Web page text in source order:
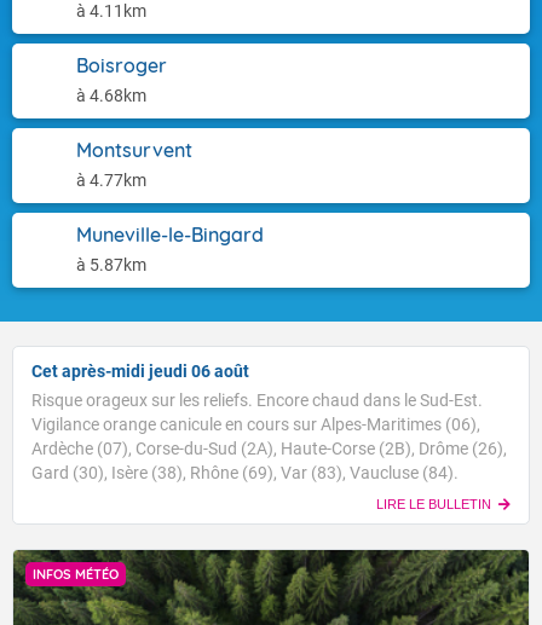
à 4.11km
Boisroger
à 4.68km
Montsurvent
à 4.77km
Muneville-le-Bingard
à 5.87km
Cet après-midi jeudi 06 août
Risque orageux sur les reliefs. Encore chaud dans le Sud-Est.
Vigilance orange canicule en cours sur Alpes-Maritimes (06),
Ardèche (07), Corse-du-Sud (2A), Haute-Corse (2B), Drôme (26),
Gard (30), Isère (38), Rhône (69), Var (83), Vaucluse (84).
LIRE LE BULLETIN
INFOS MÉTÉO